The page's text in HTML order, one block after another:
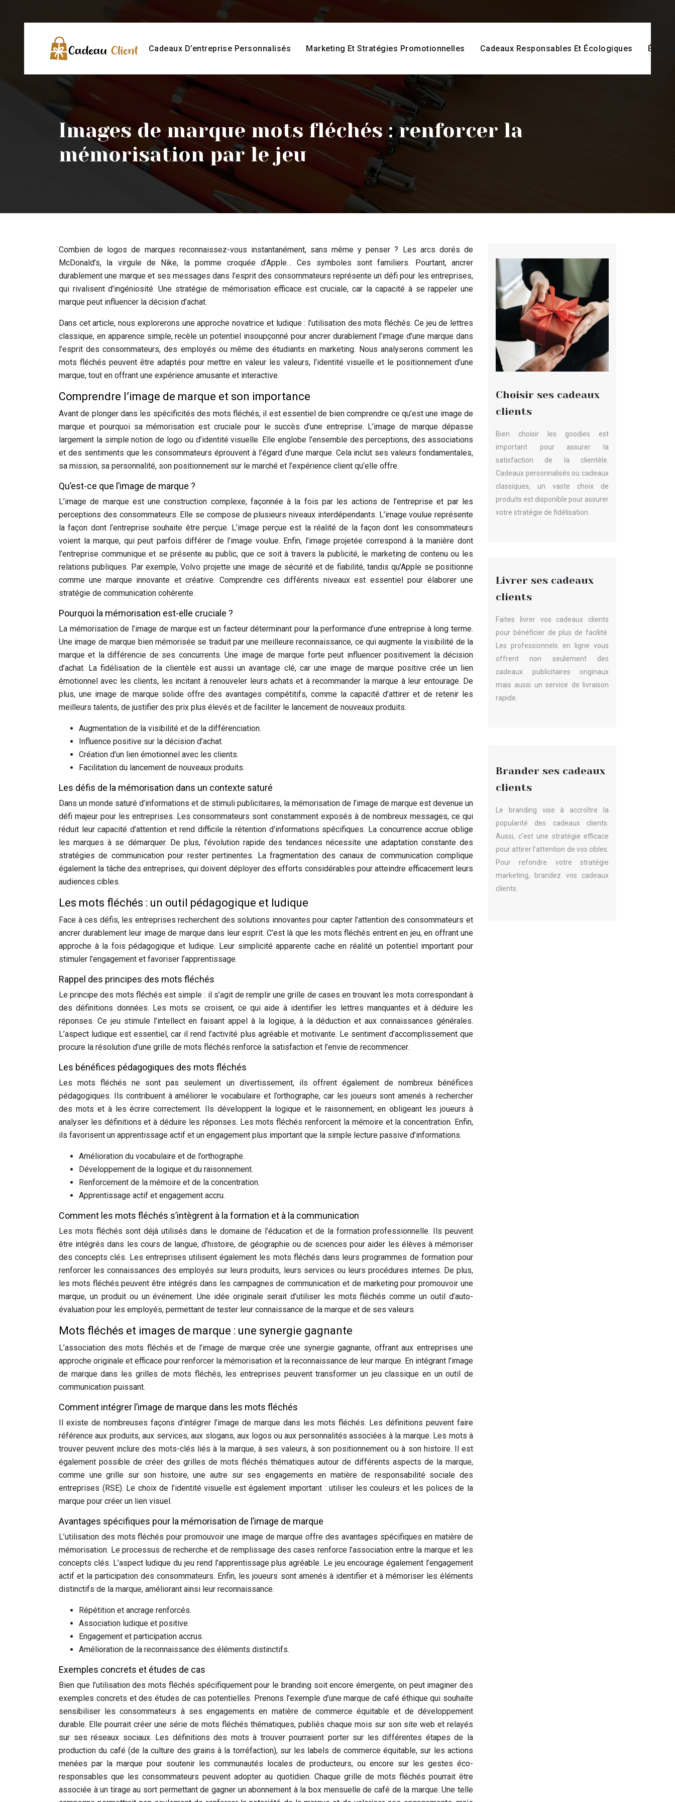
Cadeaux D’entreprise Personnalisés Marketing Et Stratégies Promotionnelles Cadeaux Responsables Et Écologiques
Images de marque mots fléchés : renforcer la
mémorisation par le jeu
Combien de logos de marques reconnaissez-vous instantanément, sans même y penser ? Les arcs dorés de
McDonald’s, la virgule de Nike, la pomme croquée d’Apple… Ces symboles sont familiers. Pourtant, ancrer
durablement une marque et ses messages dans l’esprit des consommateurs représente un défi pour les entreprises,
qui rivalisent d’ingéniosité. Une stratégie de mémorisation efficace est cruciale, car la capacité à se rappeler une
marque peut influencer la décision d’achat.
Dans cet article, nous explorerons une approche novatrice et ludique : l’utilisation des mots fléchés. Ce jeu de lettres
classique, en apparence simple, recèle un potentiel insoupçonné pour ancrer durablement l’image d’une marque dans
l’esprit des consommateurs, des employés ou même des étudiants en marketing. Nous analyserons comment les
mots fléchés peuvent être adaptés pour mettre en valeur les valeurs, l’identité visuelle et le positionnement d’une
marque, tout en offrant une expérience amusante et interactive.
Comprendre l’image de marque et son importance
Avant de plonger dans les spécificités des mots fléchés, il est essentiel de bien comprendre ce qu’est une image de
marque et pourquoi sa mémorisation est cruciale pour le succès d’une entreprise. L’image de marque dépasse
largement la simple notion de logo ou d’identité visuelle. Elle englobe l’ensemble des perceptions, des associations
et des sentiments que les consommateurs éprouvent à l’égard d’une marque. Cela inclut ses valeurs fondamentales,
sa mission, sa personnalité, son positionnement sur le marché et l’expérience client qu’elle offre.
Qu’est-ce que l’image de marque ?
L’image de marque est une construction complexe, façonnée à la fois par les actions de l’entreprise et par les
perceptions des consommateurs. Elle se compose de plusieurs niveaux interdépendants. L’image voulue représente
la façon dont l’entreprise souhaite être perçue. L’image perçue est la réalité de la façon dont les consommateurs
voient la marque, qui peut parfois différer de l’image voulue. Enfin, l’image projetée correspond à la manière dont
l’entreprise communique et se présente au public, que ce soit à travers la publicité, le marketing de contenu ou les
relations publiques. Par exemple, Volvo projette une image de sécurité et de fiabilité, tandis qu’Apple se positionne
comme une marque innovante et créative. Comprendre ces différents niveaux est essentiel pour élaborer une
stratégie de communication cohérente.
Pourquoi la mémorisation est-elle cruciale ?
La mémorisation de l’image de marque est un facteur déterminant pour la performance d’une entreprise à long terme.
Une image de marque bien mémorisée se traduit par une meilleure reconnaissance, ce qui augmente la visibilité de la
marque et la différencie de ses concurrents. Une image de marque forte peut influencer positivement la décision
d’achat. La fidélisation de la clientèle est aussi un avantage clé, car une image de marque positive crée un lien
émotionnel avec les clients, les incitant à renouveler leurs achats et à recommander la marque à leur entourage. De
plus, une image de marque solide offre des avantages compétitifs, comme la capacité d’attirer et de retenir les
meilleurs talents, de justifier des prix plus élevés et de faciliter le lancement de nouveaux produits.
Augmentation de la visibilité et de la différenciation.
Influence positive sur la décision d’achat.
Création d’un lien émotionnel avec les clients.
Facilitation du lancement de nouveaux produits.
Les défis de la mémorisation dans un contexte saturé
Dans un monde saturé d’informations et de stimuli publicitaires, la mémorisation de l’image de marque est devenue un
défi majeur pour les entreprises. Les consommateurs sont constamment exposés à de nombreux messages, ce qui
réduit leur capacité d’attention et rend difficile la rétention d’informations spécifiques. La concurrence accrue oblige
les marques à se démarquer. De plus, l’évolution rapide des tendances nécessite une adaptation constante des
stratégies de communication pour rester pertinentes. La fragmentation des canaux de communication complique
également la tâche des entreprises, qui doivent déployer des efforts considérables pour atteindre efficacement leurs
audiences cibles.
Les mots fléchés : un outil pédagogique et ludique
Face à ces défis, les entreprises recherchent des solutions innovantes pour capter l’attention des consommateurs et
ancrer durablement leur image de marque dans leur esprit. C’est là que les mots fléchés entrent en jeu, en offrant une
approche à la fois pédagogique et ludique. Leur simplicité apparente cache en réalité un potentiel important pour
stimuler l’engagement et favoriser l’apprentissage.
Rappel des principes des mots fléchés
Le principe des mots fléchés est simple : il s’agit de remplir une grille de cases en trouvant les mots correspondant à
des définitions données. Les mots se croisent, ce qui aide à identifier les lettres manquantes et à déduire les
réponses. Ce jeu stimule l’intellect en faisant appel à la logique, à la déduction et aux connaissances générales.
L’aspect ludique est essentiel, car il rend l’activité plus agréable et motivante. Le sentiment d’accomplissement que
procure la résolution d’une grille de mots fléchés renforce la satisfaction et l’envie de recommencer.
Les bénéfices pédagogiques des mots fléchés
Les mots fléchés ne sont pas seulement un divertissement, ils offrent également de nombreux bénéfices
pédagogiques. Ils contribuent à améliorer le vocabulaire et l’orthographe, car les joueurs sont amenés à rechercher
des mots et à les écrire correctement. Ils développent la logique et le raisonnement, en obligeant les joueurs à
analyser les définitions et à déduire les réponses. Les mots fléchés renforcent la mémoire et la concentration. Enfin,
ils favorisent un apprentissage actif et un engagement plus important que la simple lecture passive d’informations.
Amélioration du vocabulaire et de l’orthographe.
Développement de la logique et du raisonnement.
Renforcement de la mémoire et de la concentration.
Apprentissage actif et engagement accru.
Comment les mots fléchés s’intègrent à la formation et à la communication
Les mots fléchés sont déjà utilisés dans le domaine de l’éducation et de la formation professionnelle. Ils peuvent
être intégrés dans les cours de langue, d’histoire, de géographie ou de sciences pour aider les élèves à mémoriser
des concepts clés. Les entreprises utilisent également les mots fléchés dans leurs programmes de formation pour
renforcer les connaissances des employés sur leurs produits, leurs services ou leurs procédures internes. De plus,
les mots fléchés peuvent être intégrés dans les campagnes de communication et de marketing pour promouvoir une
marque, un produit ou un événement. Une idée originale serait d’utiliser les mots fléchés comme un outil d’auto-
évaluation pour les employés, permettant de tester leur connaissance de la marque et de ses valeurs.
Mots fléchés et images de marque : une synergie gagnante
L’association des mots fléchés et de l’image de marque crée une synergie gagnante, offrant aux entreprises une
approche originale et efficace pour renforcer la mémorisation et la reconnaissance de leur marque. En intégrant l’image
de marque dans les grilles de mots fléchés, les entreprises peuvent transformer un jeu classique en un outil de
communication puissant.
Comment intégrer l’image de marque dans les mots fléchés
Il existe de nombreuses façons d’intégrer l’image de marque dans les mots fléchés. Les définitions peuvent faire
référence aux produits, aux services, aux slogans, aux logos ou aux personnalités associées à la marque. Les mots à
trouver peuvent inclure des mots-clés liés à la marque, à ses valeurs, à son positionnement ou à son histoire. Il est
également possible de créer des grilles de mots fléchés thématiques autour de différents aspects de la marque,
comme une grille sur son histoire, une autre sur ses engagements en matière de responsabilité sociale des
entreprises (RSE). Le choix de l’identité visuelle est également important : utiliser les couleurs et les polices de la
marque pour créer un lien visuel.
Avantages spécifiques pour la mémorisation de l’image de marque
L’utilisation des mots fléchés pour promouvoir une image de marque offre des avantages spécifiques en matière de
mémorisation. Le processus de recherche et de remplissage des cases renforce l’association entre la marque et les
concepts clés. L’aspect ludique du jeu rend l’apprentissage plus agréable. Le jeu encourage également l’engagement
actif et la participation des consommateurs. Enfin, les joueurs sont amenés à identifier et à mémoriser les éléments
distinctifs de la marque, améliorant ainsi leur reconnaissance.
Répétition et ancrage renforcés.
Association ludique et positive.
Engagement et participation accrus.
Amélioration de la reconnaissance des éléments distinctifs.
Exemples concrets et études de cas
Bien que l’utilisation des mots fléchés spécifiquement pour le branding soit encore émergente, on peut imaginer des
exemples concrets et des études de cas potentielles. Prenons l’exemple d’une marque de café éthique qui souhaite
sensibiliser les consommateurs à ses engagements en matière de commerce équitable et de développement
durable. Elle pourrait créer une série de mots fléchés thématiques, publiés chaque mois sur son site web et relayés
sur ses réseaux sociaux. Les définitions des mots à trouver pourraient porter sur les différentes étapes de la
production du café (de la culture des grains à la torréfaction), sur les labels de commerce équitable, sur les actions
menées par la marque pour soutenir les communautés locales de producteurs, ou encore sur les gestes éco-
responsables que les consommateurs peuvent adopter au quotidien. Chaque grille de mots fléchés pourrait être
associée à un tirage au sort permettant de gagner un abonnement à la box mensuelle de café de la marque. Une telle
Choisir ses cadeaux
clients
Bien choisir les goodies est
important pour assurer la
satisfaction de la clientèle.
Cadeaux personnalisés ou cadeaux
classiques, un vaste choix de
produits est disponible pour assurer
votre stratégie de fidélisation.
Livrer ses cadeaux
clients
Faites livrer vos cadeaux clients
pour bénéficier de plus de facilité.
Les professionnels en ligne vous
offrent non seulement des
cadeaux publicitaires originaux
mais aussi un service de livraison
rapide.
Brander ses cadeaux
clients
Le branding vise à accroître la
popularité des cadeaux clients.
Aussi, c’est une stratégie efficace
pour attirer l’attention de vos cibles.
Pour refondre votre stratégie
marketing, brandez vos cadeaux
clients.